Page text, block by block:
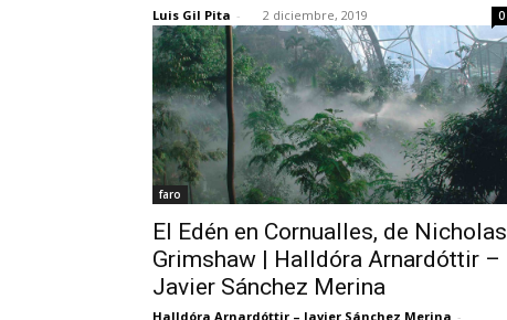
Luis Gil Pita - 2 diciembre, 2019 0
faro
El Edén en Cornualles, de Nicholas
Grimshaw | Halldóra Arnardóttir –
Javier Sánchez Merina
Halldóra Arnardóttir – Javier Sánchez Merina -